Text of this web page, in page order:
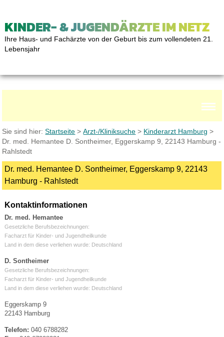
KINDER- & JUGENDÄRZTE IM NETZ
Ihre Haus- und Fachärzte von der Geburt bis zum vollendeten 21.
Lebensjahr
Sie sind hier:Startseite >Arzt-/Kliniksuche > Kinderarzt Hamburg >
Dr. med. Hemantee D. Sontheimer, Eggerskamp 9, 22143 Hamburg -
Rahlstedt
Dr. med. Hemantee D. Sontheimer, Eggerskamp 9, 22143
Hamburg - Rahlstedt
Kontaktinformationen
Dr. med. Hemantee
Gesetzliche Berufsbezeichnungen:
Facharzt für Kinder- und Jugendheilkunde
Land in dem diese verliehen wurde: Deutschland
D. Sontheimer
Gesetzliche Berufsbezeichnungen:
Facharzt für Kinder- und Jugendheilkunde
Land in dem diese verliehen wurde: Deutschland
Eggerskamp 9
22143 Hamburg
Telefon: 040 6788282